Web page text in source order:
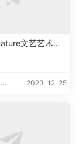
文艺艺术花
2023-12-25